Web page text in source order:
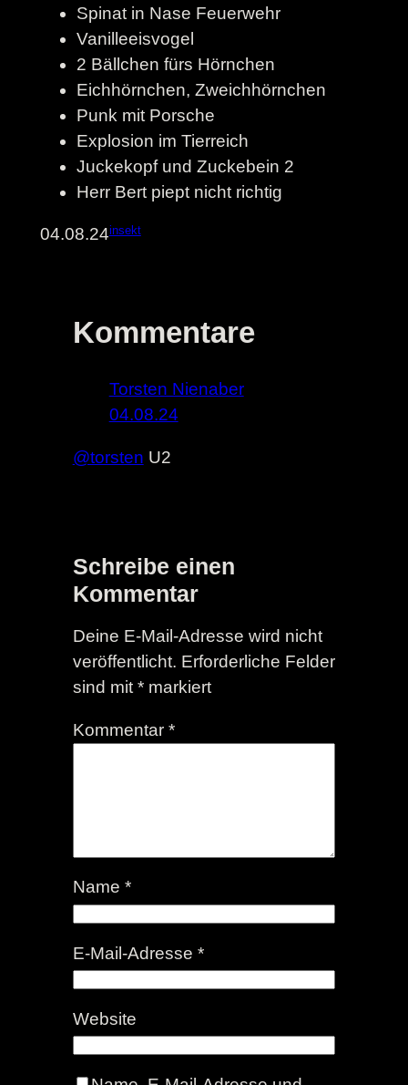
Spinat in Nase Feuerwehr
Vanilleeisvogel
2 Bällchen fürs Hörnchen
Eichhörnchen, Zweichhörnchen
Punk mit Porsche
Explosion im Tierreich
Juckekopf und Zuckebein 2
Herr Bert piept nicht richtig
04.08.24insekt
Kommentare
Torsten Nienaber
04.08.24
@torsten U2
Schreibe einen
Kommentar
Deine E-Mail-Adresse wird nicht
veröffentlicht. Erforderliche Felder
sind mit *markiert
Kommentar *
Name *
E-Mail-Adresse *
Website